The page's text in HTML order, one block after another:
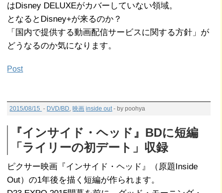
はDisney DELUXEがカバーしていない領域。
となるとDisney+が来るのか？
「国内で提供する動画配信サービスに関する方針」が
どうなるのか気になります。
Post
2015/08/15 - DVD/BD,映画 inside out- by poohya
『インサイド・ヘッド』BDに短編
「ライリーの初デート」収録
ピクサー映画『インサイド・ヘッド』（原題Inside
Out）の1年後を描く短編が作られます。